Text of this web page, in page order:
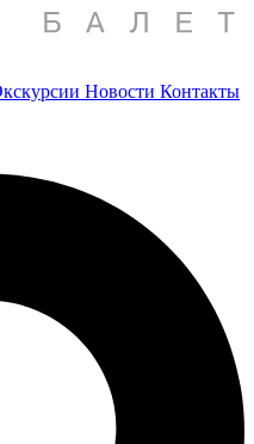
Новости Контакты